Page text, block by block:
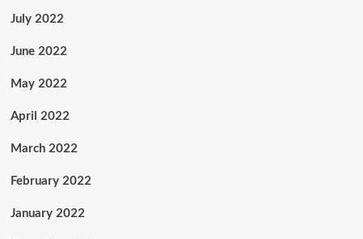
July 2022
June 2022
May 2022
April 2022
March 2022
February 2022
January 2022